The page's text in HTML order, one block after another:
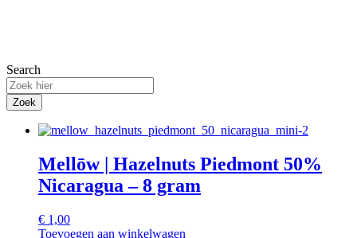
Search
Zoek
Mellōw | Hazelnuts Piedmont 50%
Nicaragua – 8 gram
€ 1,00
Toevoegen aan winkelwagen